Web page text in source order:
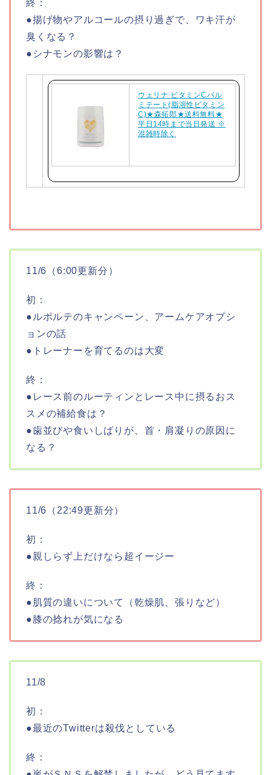
終：
●揚げ物やアルコールの摂り過ぎで、ワキ汗が
臭くなる？
●シナモンの影響は？
ウェリナ ビタミンCパル
ミテート(脂溶性ビタミン
C)★森拓郎★送料無料★
平日14時まで当日発送 ※
混雑時除く
11/6（6:00更新分）
初：
●ルポルテのキャンペーン、アームケアオプシ
ョンの話
●トレーナーを育てるのは大変
終：
●レース前のルーティンとレース中に摂るおス
スメの補給食は？
●歯並びや食いしばりが、首・肩凝りの原因に
なる？
11/6（22:49更新分）
初：
●親しらず上だけなら超イージー
終：
●肌質の違いについて（乾燥肌、張りなど）
●膝の捻れが気になる
11/8
初：
●最近のTwitterは殺伐としている
終：